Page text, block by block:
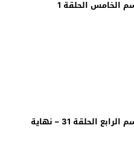
الخامس الحلقة 1
مسلسل السلطان عبد الحميد الموسم الرابع الحلقة 31 – نهاية